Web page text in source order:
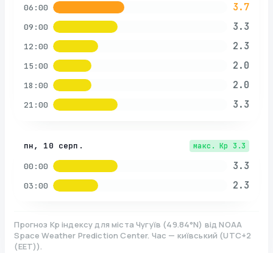
06:00 3.7
09:00 3.3
12:00 2.3
15:00 2.0
18:00 2.0
21:00 3.3
пн, 10 серп. макс. Kp 3.3
00:00 3.3
03:00 2.3
Прогноз Kp індексу для міста Чугуїв (49.84°N) від NOAA
Space Weather Prediction Center. Час — київський (UTC+2
(EET)).